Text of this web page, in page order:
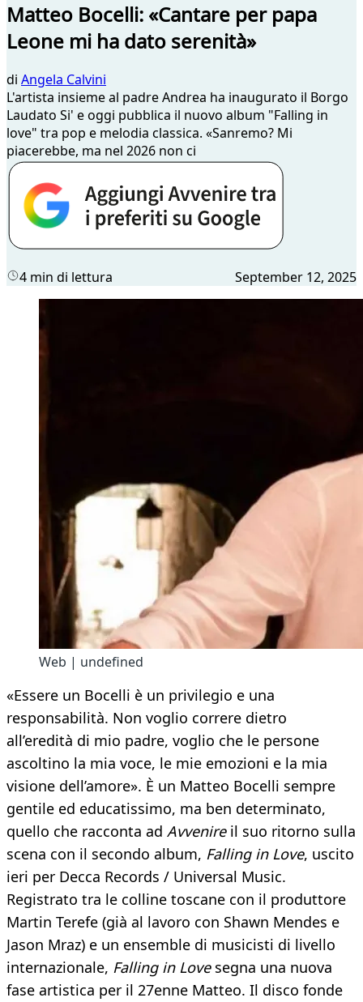
Matteo Bocelli: «Cantare per papa
Leone mi ha dato serenità»
di Angela Calvini
L'artista insieme al padre Andrea ha inaugurato il Borgo
Laudato Si' e oggi pubblica il nuovo album "Falling in
love" tra pop e melodia classica. «Sanremo? Mi
piacerebbe, ma nel 2026 non ci
4 min di lettura September 12, 2025
Web | undefined
«Essere un Bocelli è un privilegio e una
responsabilità. Non voglio correre dietro
all’eredità di mio padre, voglio che le persone
ascoltino la mia voce, le mie emozioni e la mia
visione dell’amore». È un Matteo Bocelli sempre
gentile ed educatissimo, ma ben determinato,
quello che racconta ad Avvenireil suo ritorno sulla
scena con il secondo album, Falling in Love, uscito
ieri per Decca Records / Universal Music.
Registrato tra le colline toscane con il produttore
Martin Terefe (già al lavoro con Shawn Mendes e
Jason Mraz) e un ensemble di musicisti di livello
internazionale, Falling in Lovesegna una nuova
fase artistica per il 27enne Matteo. Il disco fonde